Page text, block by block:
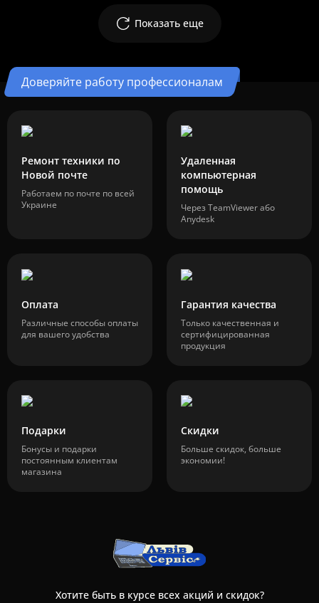
Показать еще
Доверяйте работу профессионалам
Ремонт техники по
Новой почте
Работаем по почте по всей
Украине
Удаленная
компьютерная
помощь
Через TeamViewer або
Anydesk
Оплата
Различные способы оплаты
для вашего удобства
Гарантия качества
Только качественная и
сертифицированная
продукция
Подарки
Бонусы и подарки
постоянным клиентам
магазина
Скидки
Больше скидок, больше
экономии!
Хотите быть в курсе всех акций и скидок?